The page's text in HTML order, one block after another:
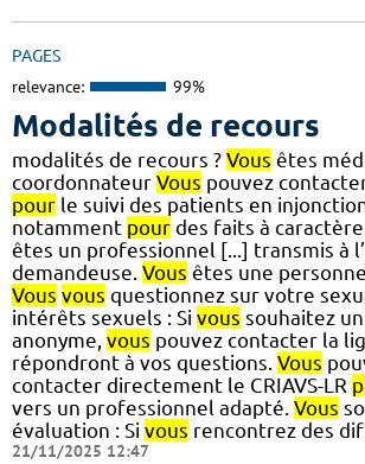
PAGES
relevance: 99%
Modalités de recours
modalités de recours ? Vous êtes
coordonnateur Vous pouvez
pour le suivi des patients en
notamment pour des faits à
êtes un professionnel [...] transmis à
demandeuse. Vous êtes une
Vous vous questionnez sur votre
intérêts sexuels : Si vous souhaitez
anonyme, vous pouvez contacter la
répondront à vos questions. Vous
contacter directement le CRIAVS-LR
vers un professionnel adapté. Vous
évaluation : Si vous rencontrez des
21/11/2025 12:47